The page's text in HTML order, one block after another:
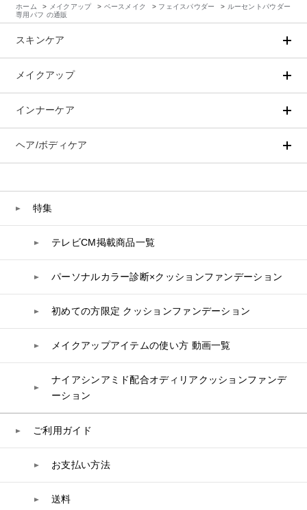
ホーム
> メイクアップ > ベースメイク > フェイスパウダー > ルーセントパウダー
専用パフ の通販
スキンケア
アイテムから探す
化粧水
美容液
オールインワン
リップケア
トラベルセット
スペシャルケア
CLÉSCIENCE Beauté
STEFANY AGING
BIVABOO（ビバブー）
メイクアップ
ベースメイク
UVケア
インナーケア
成分別で探す
乳酸菌
コラーゲン
高麗人参
コエンザイム
白神秘境活性水
ヘルスサポート
ヘア/ボディケア
スカルプケア
シャンプー
トリートメント
ボディソープ
特集
テレビCM掲載商品一覧
パーソナルカラー診断×クッションファンデーション
初めての方限定 クッションファンデーション
メイクアップアイテムの使い方 動画一覧
ナイアシンアミド配合オディリアクッションファンデ
ーション
ご利用ガイド
お支払い方法
送料